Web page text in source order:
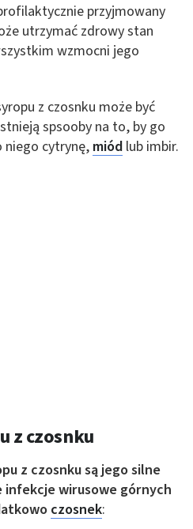
przyjmowany
utrzymać zdrowy stan
wzmocni jego
z czosnku może być
spsooby na to, by go
niego cytrynę, miód lub imbir.
z czosnku
z czosnku są jego silne
infekcje wirusowe górnych
czosnek: